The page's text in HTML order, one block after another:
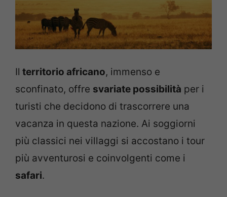
Il territorio africano, immenso e
sconfinato, offre svariate possibilità per i
turisti che decidono di trascorrere una
vacanza in questa nazione. Ai soggiorni
più classici nei villaggi si accostano i tour
più avventurosi e coinvolgenti come i
safari.